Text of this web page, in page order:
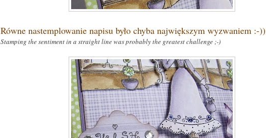
Równe nastemplowanie napisu było chyba największym wyzwaniem :-))
Stamping the sentiment in a straight line was probably the greatest challenge ;-)